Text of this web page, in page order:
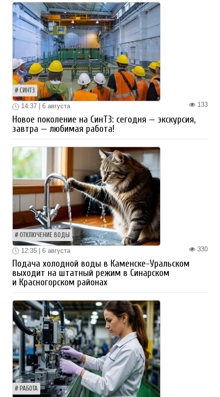
СИНТЗ
133
14:37 | 6 августа
Новое поколение на СинТЗ: сегодня — экскурсия,
завтра — любимая работа!
ОТКЛЮЧЕНИЕ ВОДЫ
330
12:35 | 6 августа
Подача холодной воды в Каменске-Уральском
выходит на штатный режим в Синарском
и Красногорском районах
РАБОТА